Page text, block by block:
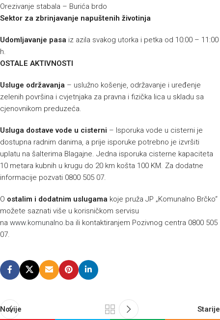
Orezivanje stabala – Burića brdo
Sektor za zbrinjavanje napuštenih životinja
Udomljavanje pasa iz azila svakog utorka i petka od 10:00 – 11:00
h.
OSTALE AKTIVNOSTI
Usluge održavanja – uslužno košenje, održavanje i uređenje
zelenih površina i cvjetnjaka za pravna i fizička lica u skladu sa
cjenovnikom preduzeća.
Usluga dostave vode u cisterni – Isporuka vode u cisterni je
dostupna radnim danima, a prije isporuke potrebno je izvršiti
uplatu na šalterima Blagajne. Jedna isporuka cisterne kapaciteta
10 metara kubnih u krugu do 20 km košta 100 KM. Za dodatne
informacije pozvati 0800 505 07.
O ostalim i dodatnim uslugama koje pruža JP „Komunalno Brčko“
možete saznati više u korisničkom servisu
na www.komunalno.ba ili kontaktiranjem Pozivnog centra 0800 505
07.
Novije Starije